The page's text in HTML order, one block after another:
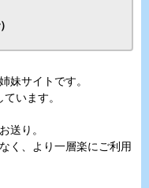
妹サイトです。
います。
送り。
く、より一層楽にご利用